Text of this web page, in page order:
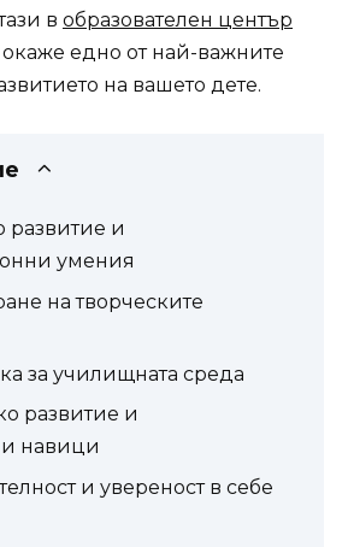
в образователен център
едно от най-важните
на вашето дете.
развитие и
умения
на творческите
за училищната среда
развитие и
навици
и увереност в себе